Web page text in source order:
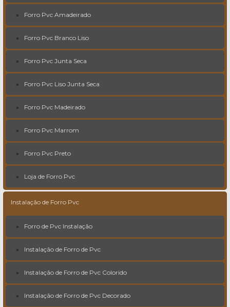
Forro Pvc Amadeirado
Forro Pvc Branco Liso
Forro Pvc Junta Seca
Forro Pvc Liso Junta Seca
Forro Pvc Madeirado
Forro Pvc Marrom
Forro Pvc Preto
Loja de Forro Pvc
Instalação de Forro Pvc
Forro de Pvc Instalação
Instalação de Forro de Pvc
Instalação de Forro de Pvc Colorido
Instalação de Forro de Pvc Decorado